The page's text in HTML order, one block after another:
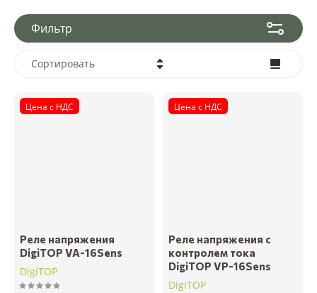
Фильтр
Сортировать
Цена - возрастание
Цена с НДС
Реле напряжения
DigiTOP VA-16Sens
DigiTOP
Цена с НДС
Реле напряжения с
контролем тока
DigiTOP VP-16Sens
DigiTOP